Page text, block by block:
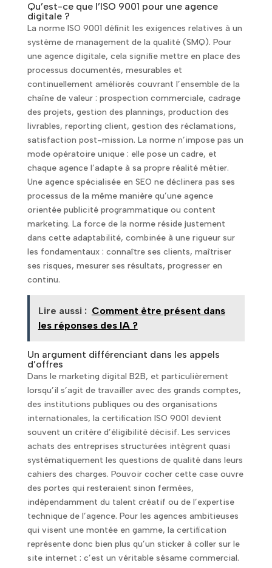
Qu’est-ce que l’ISO 9001 pour une agence
digitale ?
La norme ISO 9001 définit les exigences relatives à un
système de management de la qualité (SMQ). Pour
une agence digitale, cela signifie mettre en place des
processus documentés, mesurables et
continuellement améliorés couvrant l’ensemble de la
chaîne de valeur : prospection commerciale, cadrage
des projets, gestion des plannings, production des
livrables, reporting client, gestion des réclamations,
satisfaction post-mission. La norme n’impose pas un
mode opératoire unique : elle pose un cadre, et
chaque agence l’adapte à sa propre réalité métier.
Une agence spécialisée en SEO ne déclinera pas ses
processus de la même manière qu’une agence
orientée publicité programmatique ou content
marketing. La force de la norme réside justement
dans cette adaptabilité, combinée à une rigueur sur
les fondamentaux : connaître ses clients, maîtriser
ses risques, mesurer ses résultats, progresser en
continu.
Lire aussi : Comment être présent dans
les réponses des IA ?
Un argument différenciant dans les appels
d’offres
Dans le marketing digital B2B, et particulièrement
lorsqu’il s’agit de travailler avec des grands comptes,
des institutions publiques ou des organisations
internationales, la certification ISO 9001 devient
souvent un critère d’éligibilité décisif. Les services
achats des entreprises structurées intègrent quasi
systématiquement les questions de qualité dans leurs
cahiers des charges. Pouvoir cocher cette case ouvre
des portes qui resteraient sinon fermées,
indépendamment du talent créatif ou de l’expertise
technique de l’agence. Pour les agences ambitieuses
qui visent une montée en gamme, la certification
représente donc bien plus qu’un sticker à coller sur le
site internet : c’est un véritable sésame commercial.